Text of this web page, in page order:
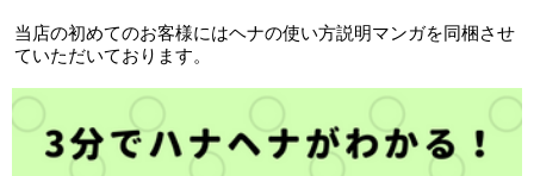
当店の初めてのお客様にはヘナの使い方説明マンガを同梱させ
ていただいております。